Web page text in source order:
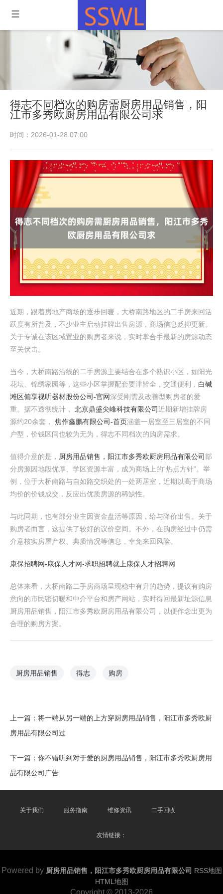
得志不同档次的购房需厨房用品销售，阳
江市多秀欧厨房用品有限公司求
时间：2026-01-28 07:00
近期，跟着房地产商场的逐步回暖，大桥南路地区的二手房来回活
跃度有所普及，不少业主启动挂牌出售房源，商场信息贬抑更新。
关于专诚在该区域置业的购房者来说，实时掌合手最新的房源动态
至关伏击。
当今，大桥南路沿线的二手房源主要结合在多个熟识小区，如阳光
花坛、锦绣家园等，这些小区掌握配套要津皆全，交通便利， 白碱
滩区偏享视听器材股份公司-官网深受刚需及改善型购房者的爱
重。据不透彻统计， 北京鼎盛尖峰科技有限公司近期新增挂牌房
源约20余套， 焦作鑫鹏有限公司-首页涵盖一居室至三居室的不同
户型，价钱区间也较为无为，得志不同档次的购房需求。
值得介意的是， 厨房用品销售，阳江市多秀欧厨房用品有限公司部
分房源因地段优厚、学区资源丰富，成为商场上的“热点方针”。举
例，位于大桥南路与自如路交织处的一处两居室，近期以高于商场
均价的价钱成交，反应出优质房源的稀缺性。
与此同期，也有部分业主因资金盘活等原因，给与降价出售。关于
购房者而言，这提供了较好的议价空间。不外，在购房经过中仍需
介意核实房屋产权、典质情况等信息，幸免来回风险。
康保招聘网-康保人才网-求职招聘就上康保人才招聘网
总体来看，大桥南路二手房商场呈现稳中有升的趋势，提议有购房
意向的市民密切暖和中介平台和房产网站，实时得回最新址源信息
厨房用品销售，阳江市多秀欧厨房用品有限公司，以便作念出更为
合理的购房方案。
厨房用品销售 得志 购房
上一篇： 将一端从另一端的上方穿厨房用品销售，阳江市多秀欧厨
房用品有限公司过
下一篇： 你不错听到对于爱的厨房用品销售，阳江市多秀欧厨房用
品有限公司广告
关于我们 服务指南 维修资讯 二手回收
友情链接：
Powered by 厨房用品销售，阳江市多秀欧厨房用品有限公司 RSS地图
HTML地图
Copyright © 2013-2026